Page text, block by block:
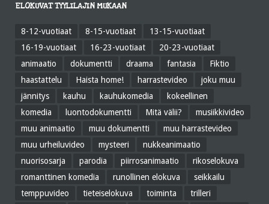
ELOKUVAT TYYLILAJIN MUKAAN
8-12-vuotiaat 8-15-vuotiaat
13-15-vuotiaat
16-19-vuotiaat
16-23-vuotiaat
20-23-vuotiaat
animaatio
dokumentti draama fantasia
Fiktio
haastattelu
Haista home! harrastevideo
joku muu
jännitys
kauhu kauhukomedia
kokeellinen
komedia
luontodokumentti Mitä välii?
musiikkivideo
muu animaatio
muu dokumentti
muu harrastevideo
muu urheiluvideo
mysteeri
nukkeanimaatio
nuorisosarja
parodia piirrosanimaatio
rikoselokuva
romanttinen komedia
runollinen elokuva
seikkailu
temppuvideo
tieteiselokuva toiminta
trilleri